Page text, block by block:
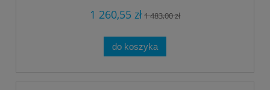
1 260,55 zł1 483,00 zł
do koszyka